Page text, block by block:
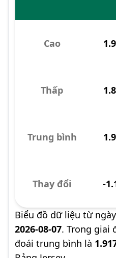
Cao
Thấp
Trung bình
Thay đổi -
Biểu đồ dữ liệu từ ngày
2026-08-07. Trong giai
đoái trung bình là